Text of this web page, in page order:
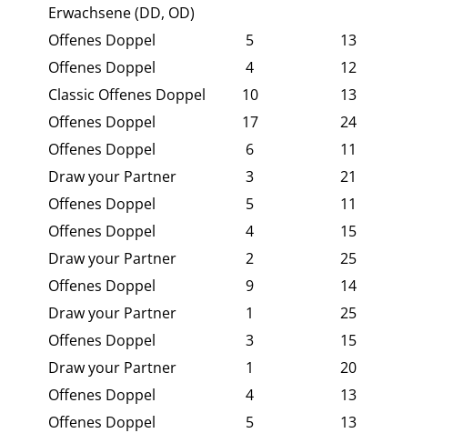
Erwachsene (DD, OD)
Offenes Doppel 5
13
Offenes Doppel 4
12
Classic Offenes Doppel 10
13
Offenes Doppel 17
24
Offenes Doppel 6
11
Draw your Partner 3
21
Offenes Doppel 5
11
Offenes Doppel 4
15
Draw your Partner 2
25
Offenes Doppel 9
14
Draw your Partner 1
25
Offenes Doppel 3
15
Draw your Partner 1
20
Offenes Doppel 4
13
Offenes Doppel 5
13